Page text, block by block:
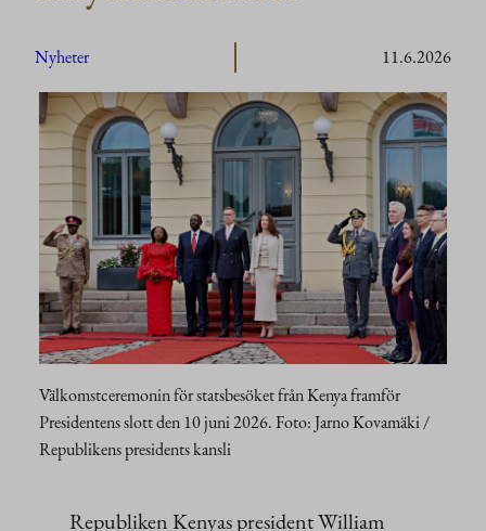
Nyheter 11.6.2026
Välkomstceremonin för statsbesöket från Kenya framför
Presidentens slott den 10 juni 2026. Foto: Jarno Kovamäki /
Republikens presidents kansli
Republiken Kenyas president William